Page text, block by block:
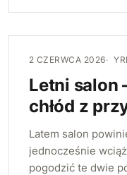
2 CZERWCA 2026
Letni salon
chłód z
Latem salon
jednocześnie
pogodzić te dwie